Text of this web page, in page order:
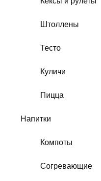
Штоллены
Тесто
Куличи
Пицца
Напитки
Компоты
Согревающие